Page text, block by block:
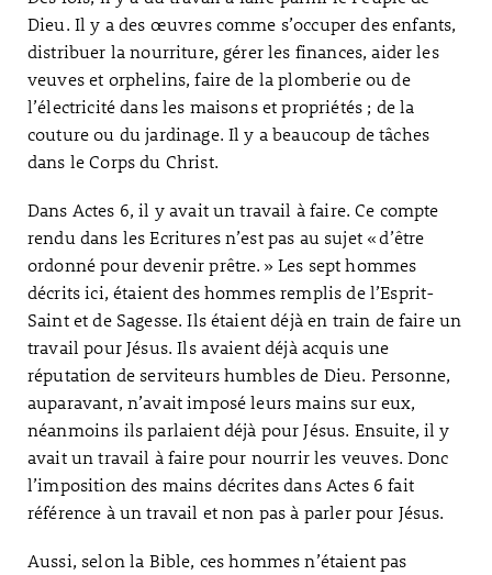
Dieu. Il y a des œuvres comme s’occuper des enfants,
distribuer la nourriture, gérer les finances, aider les
veuves et orphelins, faire de la plomberie ou de
l’électricité dans les maisons et propriétés ; de la
couture ou du jardinage. Il y a beaucoup de tâches
dans le Corps du Christ.
Dans Actes 6, il y avait un travail à faire. Ce compte
rendu dans les Ecritures n’est pas au sujet « d’être
ordonné pour devenir prêtre. » Les sept hommes
décrits ici, étaient des hommes remplis de l’Esprit-
Saint et de Sagesse. Ils étaient déjà en train de faire un
travail pour Jésus. Ils avaient déjà acquis une
réputation de serviteurs humbles de Dieu. Personne,
auparavant, n’avait imposé leurs mains sur eux,
néanmoins ils parlaient déjà pour Jésus. Ensuite, il y
avait un travail à faire pour nourrir les veuves. Donc
l’imposition des mains décrites dans Actes 6 fait
référence à un travail et non pas à parler pour Jésus.
Aussi, selon la Bible, ces hommes n’étaient pas